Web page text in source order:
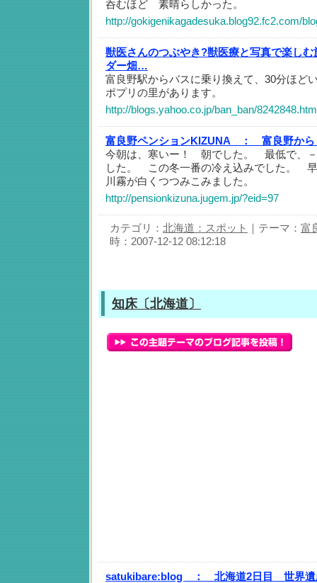
呑むほど 素晴らしかった。
http://gokigenikagadesuka.blog92.fc2.com/
獣医さんのつぶやき?獣医療と写真で楽し
ダー畑…
富良野駅からバスに乗り換えて、30分ほど
ポプリの里があります。
http://blogs.yahoo.co.jp/ban_ban/
富良野ペンションKIZUNA ：
富良野か
今朝は、寒いー！ 朝でした。 最低で、－
した。 この冬一番の冷え込みでした。
川霧が白くつつみこみました。
http://pensionkizuna.jugem.jp/?eid=97
カテゴリ： 北海道：スポット ｜テーマ： 富
時：2007-12-12 08:12:18
知床〔北海道〕
satukibare:blog ：
北海道2日目 世界遺